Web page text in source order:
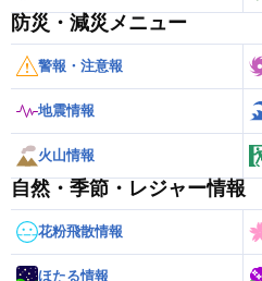
防災・減災メニュー
警報・注意報
地震情報
火山情報
自然・季節・レジャー情報
花粉飛散情報
ほたる情報